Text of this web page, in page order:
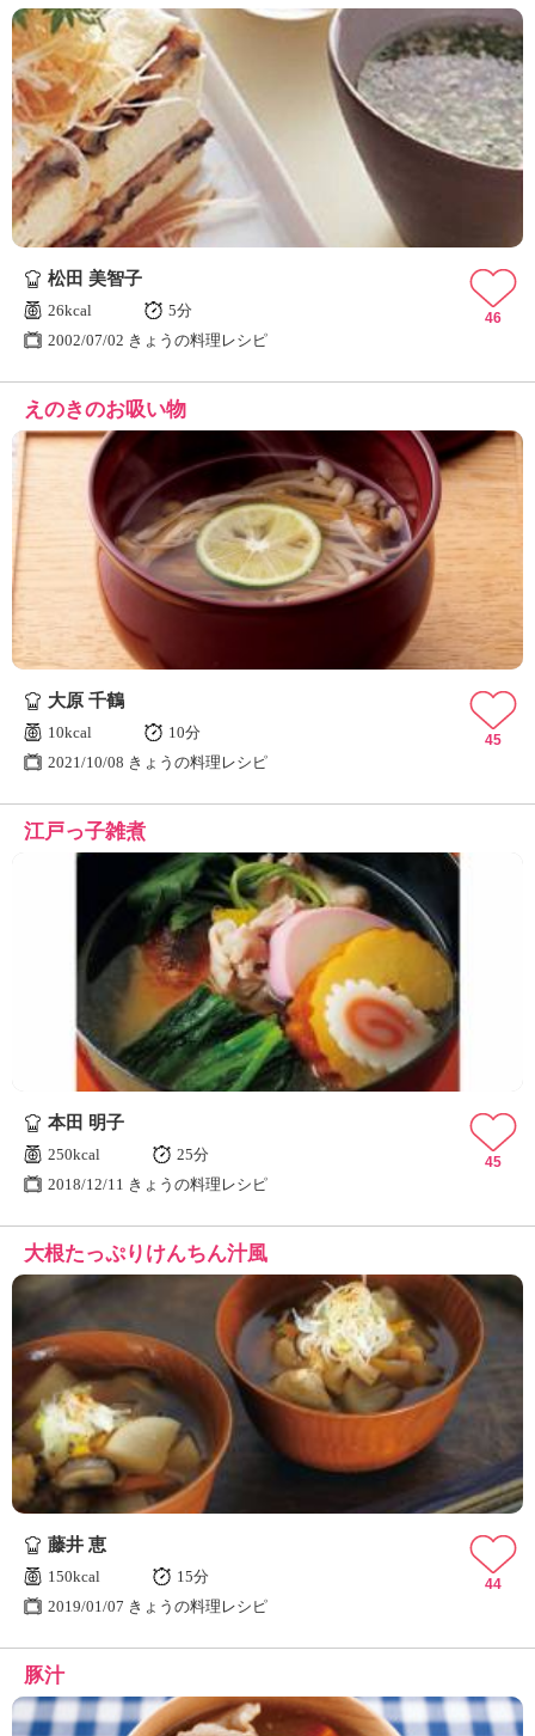
松田 美智子
26kcal
5分
2002/07/02 きょうの料理レシピ
46
えのきのお吸い物
大原 千鶴
10kcal
10分
2021/10/08 きょうの料理レシピ
45
江戸っ子雑煮
本田 明子
250kcal
25分
2018/12/11 きょうの料理レシピ
45
大根たっぷりけんちん汁風
藤井 恵
150kcal
15分
2019/01/07 きょうの料理レシピ
44
豚汁